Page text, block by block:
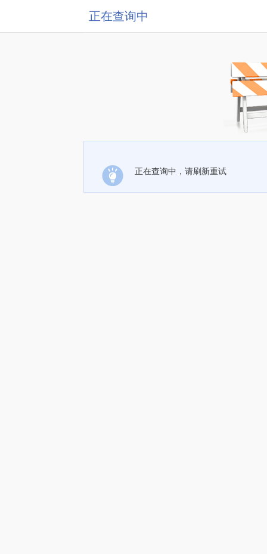
正在查询中
正在查询中，请刷新重试